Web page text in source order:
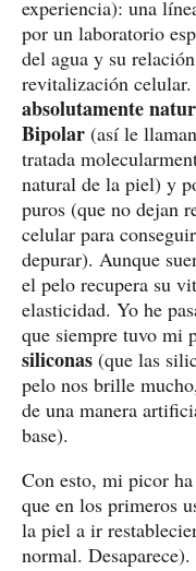
experiencia): una
por un laboratorio
del agua y su
revitalización
absolutamente
Bipolar (así le
tratada
natural de la piel) y
puros (que no dejan
celular para
depurar). Aunque
el pelo recupera su
elasticidad. Yo he
que siempre tuvo mi
siliconas (que las
pelo nos brille
de una manera
base).
Con esto, mi picor
que en los primeros
la piel a ir
normal.